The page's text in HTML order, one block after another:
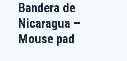
Bandera de
Nicaragua –
Mouse pad